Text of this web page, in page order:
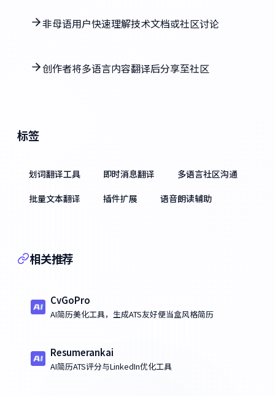
非母语用户快速理解技术文档或社区讨论
创作者将多语言内容翻译后分享至社区
标签
划词翻译工具 即时消息翻译
多语言社区沟通
批量文本翻译
插件扩展 语音朗读辅助
相关推荐
CvGoPro
AI简历美化工具，生成ATS友好便当盒风格简历
Resumerankai
AI简历ATS评分与LinkedIn优化工具